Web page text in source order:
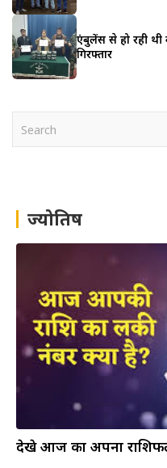
एंबुलेंस से हो रही थी
गिरफ्तार
h ज्योतिष
देखे आज का अपना